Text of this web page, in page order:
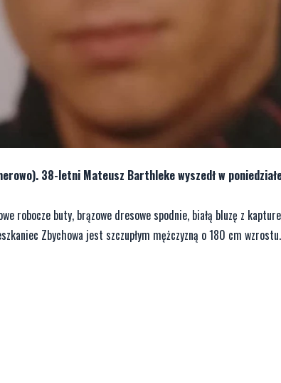
38-letni Mateusz Barthleke wyszedł w
robocze buty, brązowe dresowe spodnie, białą bluzę z
Zbychowa jest szczupłym mężczyzną o 180 cm